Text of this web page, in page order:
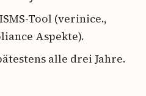
Tool (verinice.,
Aspekte).
alle drei Jahre.